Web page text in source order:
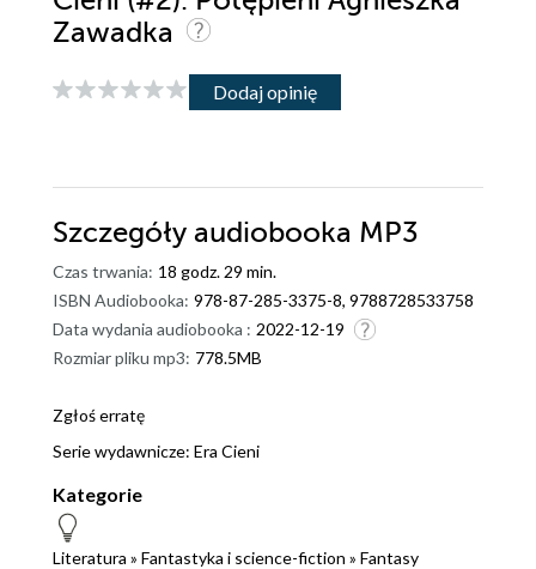
Zawadka
Dodaj opinię
Szczegóły audiobooka MP3
Czas trwania: 18 godz. 29 min.
ISBN Audiobooka: 978-87-285-3375-8, 9788728533758
Data wydania audiobooka : 2022-12-19
Rozmiar pliku mp3: 778.5MB
Zgłoś erratę
Serie wydawnicze: Era Cieni
Kategorie
Literatura » Fantastyka i science-fiction » Fantasy